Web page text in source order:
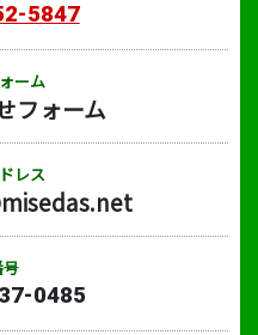
5847
ーム
フォーム
レス
号
0485